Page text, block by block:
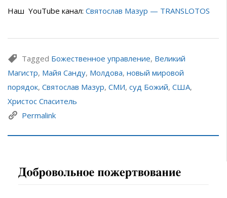
Наш YouTube канал: Святослав Мазур — TRANSLOTOS
Tagged Божественное управление, Великий
Магистр, Майя Санду, Молдова, новый мировой
порядок, Святослав Мазур, СМИ, суд Божий, США,
Христос Спаситель
Permalink